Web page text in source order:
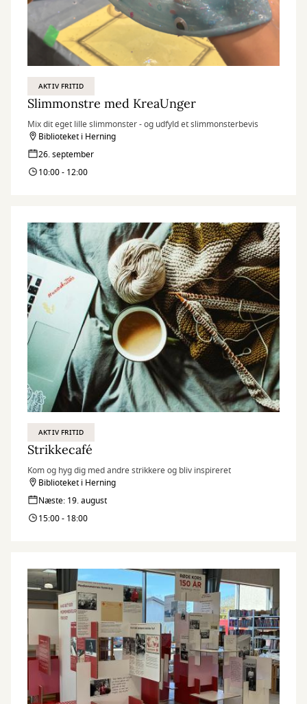
AKTIV FRITID
Slimmonstre med KreaUnger
Mix dit eget lille slimmonster - og udfyld et slimmonsterbevis
Biblioteket i Herning
26. september
10:00 - 12:00
AKTIV FRITID
Strikkecafé
Kom og hyg dig med andre strikkere og bliv inspireret
Biblioteket i Herning
Næste: 19. august
15:00 - 18:00